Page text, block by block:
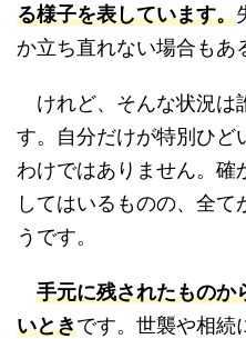
る様子を表しています。
か立ち直れない場合もあ
けれど、そんな状況は
す。自分だけが特別ひど
わけではありません。確
してはいるものの、全
うです。
手元に残されたものか
いときです。世襲や相続